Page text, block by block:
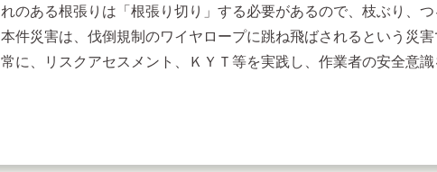
れのある根張りは「根張り切り」する必要があるので、枝ぶり、
本件災害は、伐倒規制のワイヤロープに跳ね飛ばされるという災害
常に、リスクアセスメント、ＫＹＴ等を実践し、作業者の安全意